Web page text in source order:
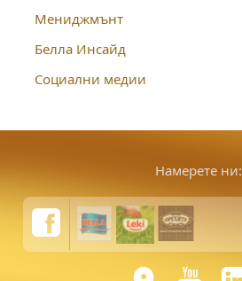
Мениджмънт
Белла Инсайд
Социални медии
Намерете ни: